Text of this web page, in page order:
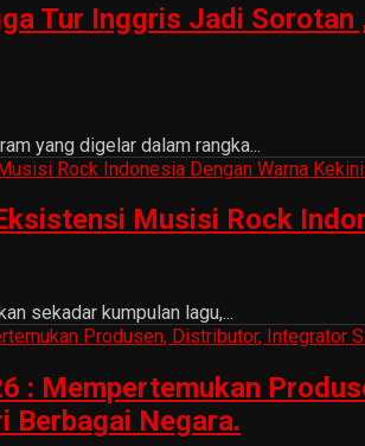
Tur Inggris Jadi
yang digelar dalam rangka...
Musisi Rock
sekadar kumpulan lagu,...
: Mempertemukan
Berbagai Negara.